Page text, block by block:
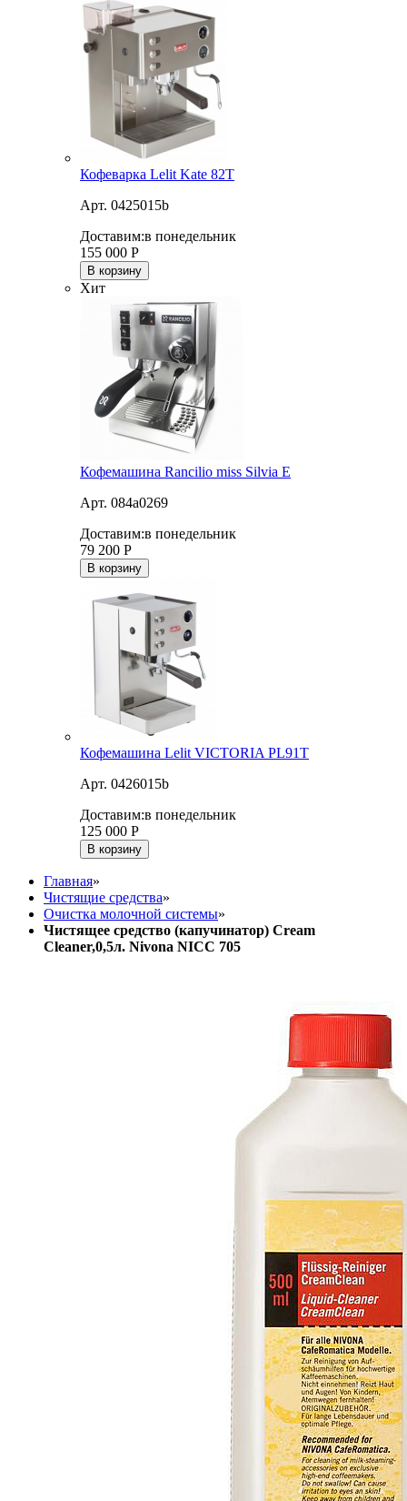
Кофеварка Lelit Kate 82T
Арт. 0425015b
Доставим:в понедельник
155 000 Р
В корзину
Хит
Кофемашина Rancilio miss Silvia E
Арт. 084a0269
Доставим:в понедельник
79 200 Р
В корзину
Кофемашина Lelit VICTORIA PL91T
Арт. 0426015b
Доставим:в понедельник
125 000 Р
В корзину
Главная»
Чистящие средства»
Очистка молочной системы»
Чистящее средство (капучинатор) Cream
Cleaner,0,5л. Nivona NICC 705